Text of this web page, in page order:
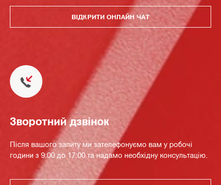
ВІДКРИТИ ОНЛАЙН ЧАТ
Зворотний дзвінок
Після вашого запиту ми зателефонуємо вам у робочі
години з 9:00 до 17:00 та надамо необхідну консультацію.